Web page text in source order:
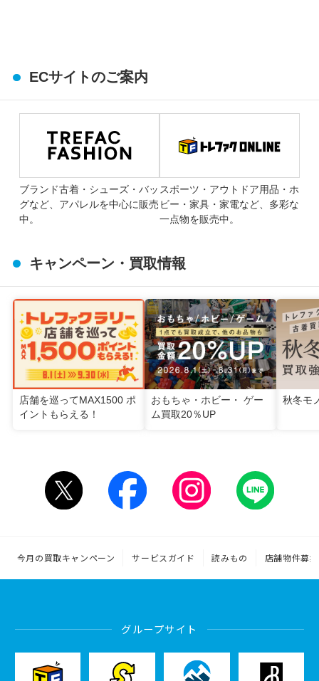
ECサイトのご案内
ブランド古着・シューズ・バッ
グなど、アパレルを中心に販売
中。
スポーツ・アウトドア用品・ホ
ビー・家具・家電など、多彩な
一点物を販売中。
キャンペーン・買取情報
店舗を巡ってMAX1500 ポ
イントもらえる！
おもちゃ・ホビー・ ゲー
ム買取20％UP
秋冬モ
今月の買取キャンペーン サービスガイド 読みもの 店舗物件募集
グループサイト